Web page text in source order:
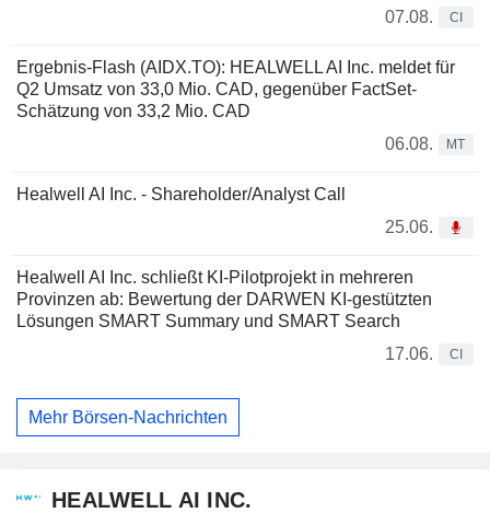
07.08.
CI
Ergebnis-Flash (AIDX.TO): HEALWELL AI Inc. meldet für
Q2 Umsatz von 33,0 Mio. CAD, gegenüber FactSet-
Schätzung von 33,2 Mio. CAD
06.08.
MT
Healwell AI Inc. - Shareholder/Analyst Call
25.06.
Healwell AI Inc. schließt KI-Pilotprojekt in mehreren
Provinzen ab: Bewertung der DARWEN KI-gestützten
Lösungen SMART Summary und SMART Search
17.06.
CI
Mehr Börsen-Nachrichten
HEALWELL AI INC.